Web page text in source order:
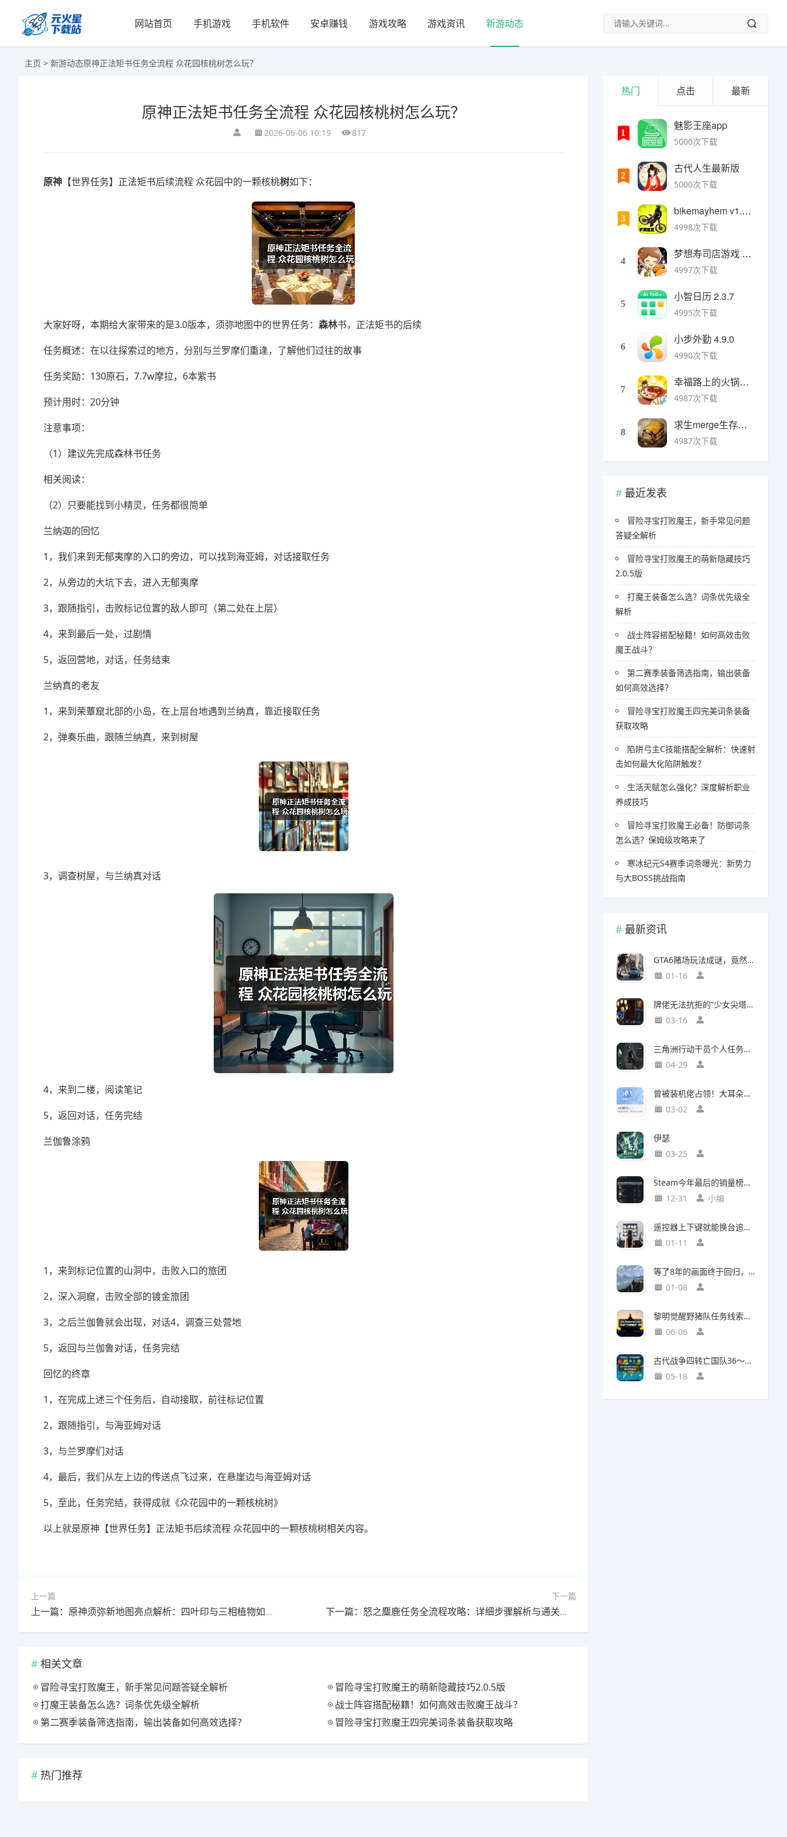
网站首页 手机游戏 手机软件 安卓赚钱 游戏攻略 游戏资讯 新游动态
主页 > 新游动态原神正法矩书任务全流程 众花园核桃树怎么玩？
原神正法矩书任务全流程 众花园核桃树怎么玩？
2026-06-06 10:19 817
原神 【世界任务】正法矩书后续流程 众花园中的一颗核桃树如下：
大家好呀，本期给大家带来的是3.0版本，须弥地图中的世界任务： 森林书，正法矩书的后续
任务概述：在以往探索过的地方，分别与兰罗摩们重逢，了解他们过往的故事
任务奖励：130原石，7.7w摩拉，6本紫书
预计用时：20分钟
注意事项：
（1）建议先完成森林书任务
相关阅读：
（2）只要能找到小精灵，任务都很简单
兰纳迦的回忆
1，我们来到无郁夷摩的入口的旁边，可以找到海亚姆，对话接取任务
2，从旁边的大坑下去，进入无郁夷摩
3，跟随指引，击败标记位置的敌人即可（第二处在上层）
4，来到最后一处，过剧情
5，返回营地，对话，任务结束
兰纳真的老友
1，来到荣蕈窟北部的小岛，在上层台地遇到兰纳真，靠近接取任务
2，弹奏乐曲，跟随兰纳真，来到树屋
3，调查树屋，与兰纳真对话
4，来到二楼，阅读笔记
5，返回对话，任务完结
兰伽鲁涂鸦
1，来到标记位置的山洞中，击败入口的旅团
2，深入洞窟，击败全部的镀金旅团
3，之后兰伽鲁就会出现，对话4，调查三处营地
5，返回与兰伽鲁对话，任务完结
回忆的终章
1，在完成上述三个任务后，自动接取，前往标记位置
2，跟随指引，与海亚姆对话
3，与兰罗摩们对话
4，最后，我们从左上边的传送点飞过来，在悬崖边与海亚姆对话
5，至此，任务完结，获得成就《众花园中的一颗核桃树》
以上就是原神【世界任务】正法矩书后续流程 众花园中的一颗核桃树相关内容。
上一篇
上一篇：原神须弥新地图亮点解析：四叶印与三相植物如何提升探索体验？
下一篇
下一篇：怒之麋鹿任务全流程攻略：详细步骤解析与通关技巧
相关文章
冒险寻宝打败魔王，新手常见问题答疑全解析
冒险寻宝打败魔王的萌新隐藏技巧2.0.5版
打魔王装备怎么选？词条优先级全解析
战士阵容搭配秘籍！如何高效击败魔王战斗？
第二赛季装备筛选指南，输出装备如何高效选择？
冒险寻宝打败魔王四完美词条装备获取攻略
热门推荐
热门 点击 最新
1
魅影王座app
5000次下载
2
古代人生最新版
5000次下载
3
bikemayhem v1.6.2安卓版
4998次下载
4
梦想寿司店游戏 v4.14.1安卓版
4997次下载
5
小智日历 2.3.7
4995次下载
6
小步外勤 4.9.0
4990次下载
7
幸福路上的火锅店官方版 v5.3.5安卓版
4987次下载
8
求生merge生存之地手机版 v1.48.0安卓版
4987次下载
最近发表
冒险寻宝打败魔王，新手常见问题
答疑全解析
冒险寻宝打败魔王的萌新隐藏技巧
2.0.5版
打魔王装备怎么选？词条优先级全
解析
战士阵容搭配秘籍！如何高效击败
魔王战斗？
第二赛季装备筛选指南，输出装备
如何高效选择？
冒险寻宝打败魔王四完美词条装备
获取攻略
陷阱弓主C技能搭配全解析：快速射
击如何最大化陷阱触发？
生活天赋怎么强化？深度解析职业
养成技巧
冒险寻宝打败魔王必备！防御词条
怎么选？保姆级攻略来了
寒冰纪元S4赛季词条曝光：新势力
与大BOSS挑战指南
最新资讯
GTA6赌场玩法成谜，竟然面临全球50国封禁风险
01-16
牌佬无法抗拒的“少女尖塔”竟然是个搜打撤？
03-16
三角洲行动干员个人任务一览及完成建议【无名篇】
04-29
曾被装机佬占领！大耳朵图图贴吧重归故主
03-02
伊瑟
03-25
Steam今年最后的销量榜！最后赢家不是《光与影：33号远征队》
12-31
小编
遥控器上下键就能换台追剧，这款神器竟然打破了传统电视的所有限制
01-11
等了8年的画面终于回归，这个Mod竟然让《巫师3》重现当年神级预告
01-08
黎明觉醒野猪队任务线索断了如何继续？野猪王称号获取攻略
06-06
古代战争四转亡国队36～38图部分推图记录
05-18